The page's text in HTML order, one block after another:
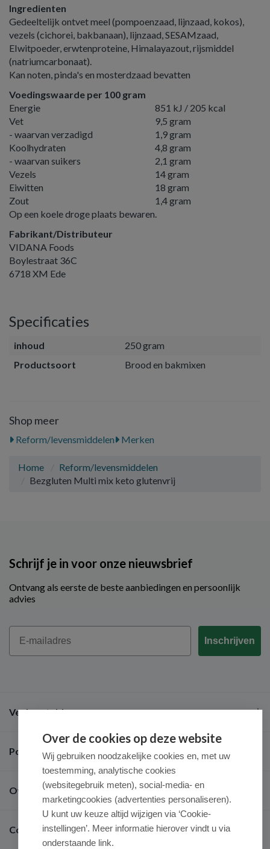
Ingredienten
Gedeeltelijk ontvet meel (pompoenzaad, lijnzaad, kokos),
vezels (cichorei, bakbanaan), lijnzaad, SESAMzaad,
EIwitpoeder, erwtenproteine, Himalayazout, rijsmiddel
(natriumcarbonaat).
Kan noten, pinda's en mosterdzaad bevatten
Voedingswaarde per 100 gram
Energie
851 kJ / 205 kcal
Vet
9,5 gram
- waarvan verzadigd
1,9 gram
Koolhydraten
4,8 gram
- waarvan suikers
2,1 gram
Vezels
14 gram
Eiwitten
18 gram
Zout
1,4 gram
Op een koele droge plaats bewaren.
Fabrikant/Distributeur
VIDANA Foods
Boylestraat 36C
6718 XM Ede
Specificaties
inhoud
250 gram
Productsoort
Brood en bakmixen
Shop meer
Reform/levensmiddelen Merken
Home
Reform/levensmiddelen
Bezgluten Multi mix keto glutenvrij
Schrijf je in voor onze nieuwsbrief
Ontvang als eerste de beste aanbiedingen en persoonlijk
advies
Email
Inschrijven
Veel gestelde vragen
Populaire merken
Over ons
Contact
Over de cookies op deze website
Wij gebruiken noodzakelijke cookies en, met uw
toestemming, analytische cookies
(websitegebruik meten), social-media- en
marketingcookies (advertenties personaliseren).
U kunt uw keuze altijd wijzigen via ‘Cookie-
instellingen’. Meer informatie hierover vindt u via
onderstaande link.